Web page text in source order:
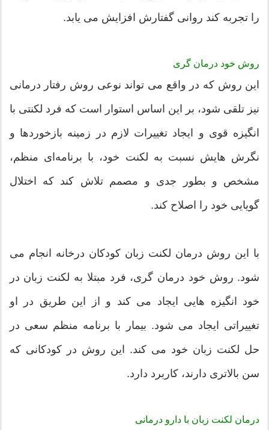
را تجربه کند روانی گفتارش افزایش می یابد.
روش خود درمان گری
این روش که در واقع می تواند نوعی روش رفتار درمانی
نیز تلقی شود، بر این اساس استوار است که فرد لکنتی با
انگیزه قوی و ایجاد تغییرات لازم در زمینه بازخوردها و
نگرش هایش نسبت به لکنت خود، با برنامه‌ای منظم،
مشخص و بطور جدی و مصمم تلاش کند که اختلال
گویایی خود را اصلاح کند.
با این روش درمان لکنت زبان کودکان درخانه انجام می
شود. روش خود درمان گری، فرد مبتلا به لکنت زبان در
خود انگیزه هایی ایجاد می کند و از این طریق در او
تغییراتی ایجاد می شود. بیمار با برنامه منظم سعی در
حل لکنت زبان خود می کند. این روش در کودکانی که
سن بالاتری دارند، کاربرد دارد.
درمان لکنت زبان با دارو درمانی